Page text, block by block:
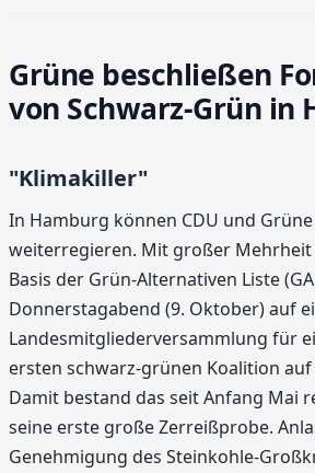
Grüne beschließen
von Schwarz-Grün in
"Klimakiller"
In Hamburg können CDU und
weiterregieren. Mit großer Mehrheit
Basis der Grün-Alternativen Liste
Donnerstagabend (9. Oktober) auf
Landesmitgliederversammlung für
ersten schwarz-grünen Koalition auf
Damit bestand das seit Anfang Mai
seine erste große Zerreißprobe.
Genehmigung des Steinkohle-